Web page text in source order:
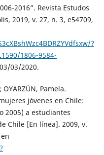
2016”. Revista Estudos
2019, v. 27, n. 3, e54709,
?
1806-9584-
03/2020.
OYARZÚN, Pamela.
jóvenes en Chile:
2005) a estudiantes
Chile [En línea]. 2009, v.